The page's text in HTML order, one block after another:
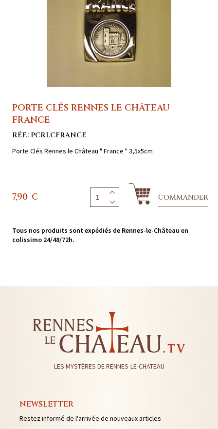
PORTE CLÉS RENNES LE CHÂTEAU
FRANCE
RÉF.: PCRLCFRANCE
Porte Clés Rennes le Château " France " 3,5x5cm
7,90 € COMMANDER
Tous nos produits sont expédiés de Rennes-le-Château en
colissimo 24/48/72h.
LES MYSTÈRES DE RENNES-LE-CHATEAU
NEWSLETTER
Restez informé de l'arrivée de nouveaux articles